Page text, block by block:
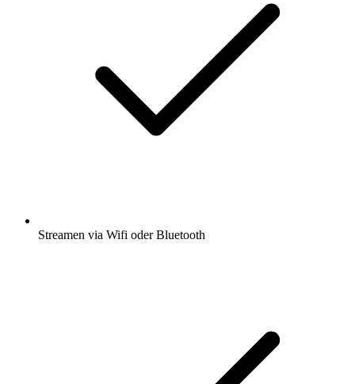
Streamen via Wifi oder Bluetooth